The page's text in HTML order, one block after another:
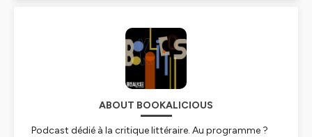
ABOUT BOOKALICIOUS
Podcast dédié à la critique littéraire. Au programme ?